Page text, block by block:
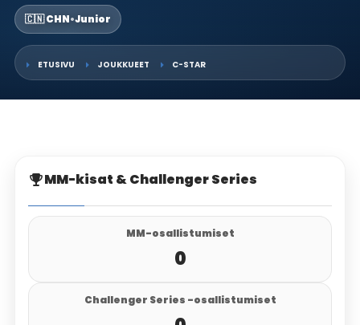
🇨🇳 CHN•Junior
ETUSIVU JOUKKUEET C-STAR
MM-kisat & Challenger Series
MM-osallistumiset
0
Challenger Series -osallistumiset